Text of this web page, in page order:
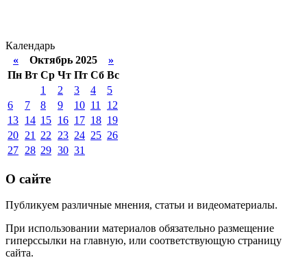
Календарь
« Октябрь 2025 »
Пн Вт Ср Чт Пт Сб Вс
1
2 3 4
5
6
7 8 9 10 11
12
13 14 15 16 17 18 19
20 21 22 23 24 25 26
27 28 29 30 31
О сайте
Публикуем различные мнения, статьи и видеоматериалы.
При использовании материалов обязательно размещение
гиперссылки на главную, или соответствующую страницу
сайта.